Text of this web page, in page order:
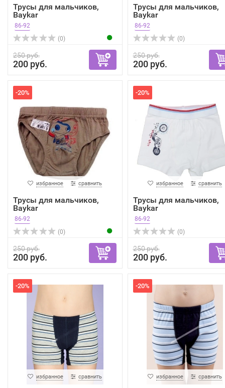
Трусы для мальчиков,
Baykar
86-92
(0)
250 руб.
200 руб.
Трусы для мальчиков,
Baykar
86-92
(0)
250 руб.
200 руб.
-20%
избранное сравнить
Трусы для мальчиков,
Baykar
86-92
(0)
250 руб.
200 руб.
-20%
избранное сравнить
Трусы для мальчиков,
Baykar
86-92
(0)
250 руб.
200 руб.
-20%
избранное сравнить
-20%
избранное сравнить